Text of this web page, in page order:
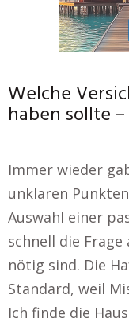
Welche
haben sollte
Immer wieder
unklaren
Auswahl einer
schnell die
nötig sind. Die
Standard, weil
Ich finde die